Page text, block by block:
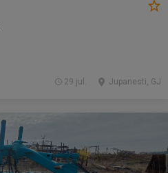
Jupanesti, GJ
29 jul.